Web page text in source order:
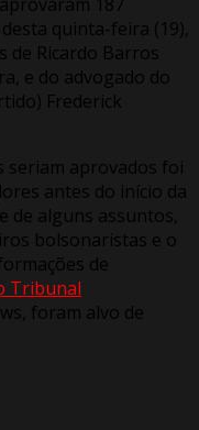
quinta-feira (19),
de Ricardo Barros
e do advogado do
Frederick
seriam aprovados foi
antes do início da
de alguns assuntos,
bolsonaristas e o
de
Tribunal
foram alvo de